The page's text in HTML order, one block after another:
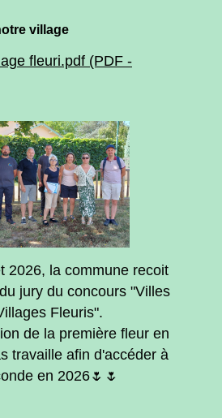
village
fleuri.pdf (PDF -
2026, la commune recoit
jury du concours "Villes
Fleuris".
de la première fleur en
travaille afin d'accéder à
en 2026🌷🌷